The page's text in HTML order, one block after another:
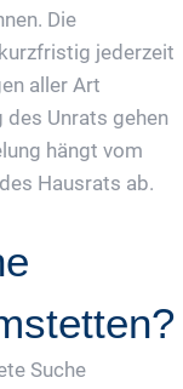
Die
jederzeit
aller Art
Unrats gehen
hängt vom
Hausrats ab.
Suche